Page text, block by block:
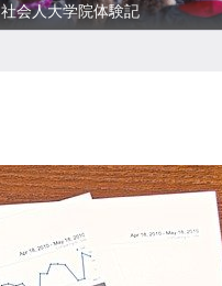
社会人大学院体験記